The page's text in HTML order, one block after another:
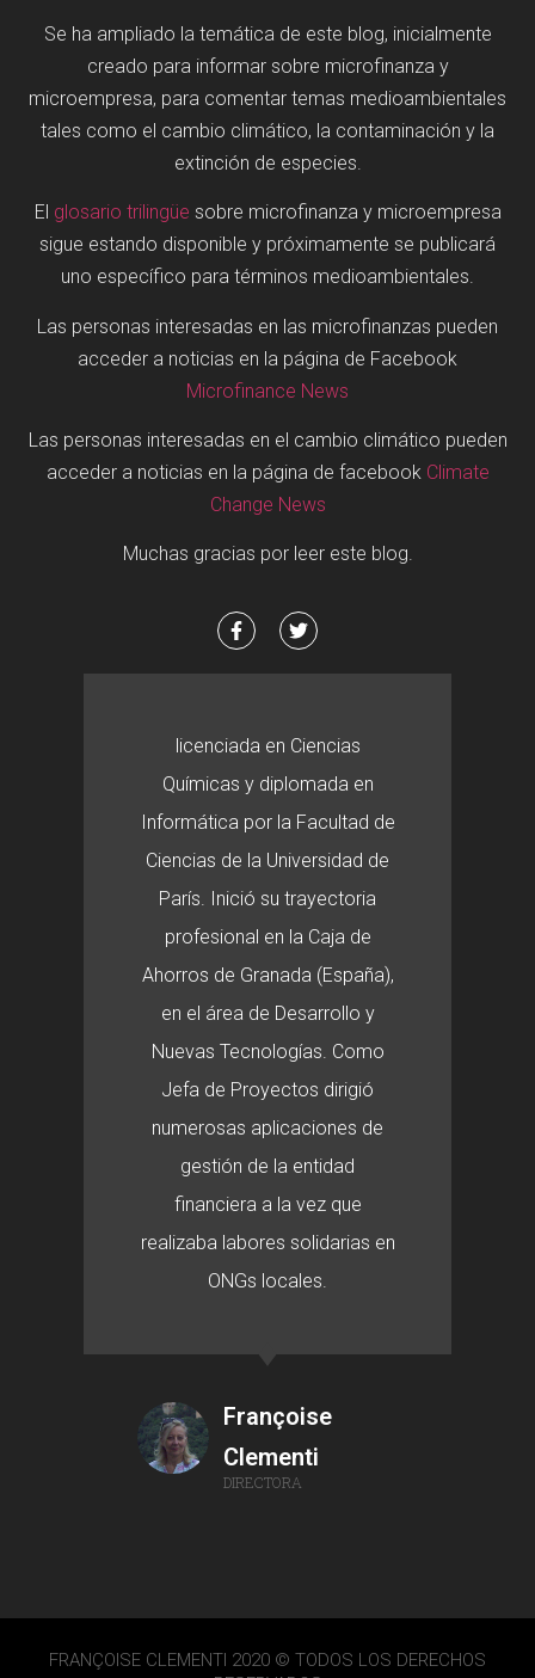
Se ha ampliado la temática de este blog, inicialmente
creado para informar sobre microfinanza y
microempresa, para comentar temas medioambientales
tales como el cambio climático, la contaminación y la
extinción de especies.
El glosario trilingüe sobre microfinanza y microempresa
sigue estando disponible y próximamente se publicará
uno específico para términos medioambientales.
Las personas interesadas en las microfinanzas pueden
acceder a noticias en la página de Facebook
Microfinance News
Las personas interesadas en el cambio climático pueden
acceder a noticias en la página de facebook Climate
Change News
Muchas gracias por leer este blog.
licenciada en Ciencias
Químicas y diplomada en
Informática por la Facultad de
Ciencias de la Universidad de
París. Inició su trayectoria
profesional en la Caja de
Ahorros de Granada (España),
en el área de Desarrollo y
Nuevas Tecnologías. Como
Jefa de Proyectos dirigió
numerosas aplicaciones de
gestión de la entidad
financiera a la vez que
realizaba labores solidarias en
ONGs locales.
Françoise
Clementi
DIRECTORA
FRANÇOISE CLEMENTI 2020 © TODOS LOS DERECHOS